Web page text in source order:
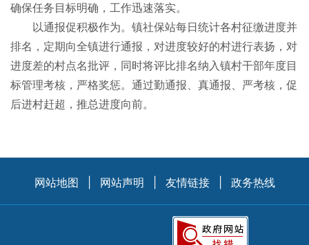
确保任务目标明确，工作迅速落实。
以通报促积极作为。镇社保站每日统计各村征缴进度并
排名，定期向全镇进行通报，对进度较好的村进行表扬，对
进度差的村点名批评，同时将评比排名纳入镇村干部年度目
标管理考核，严格奖惩。通过勤通报、真通报、严考核，促
后进村赶超，推总进度向前。
网站地图 网站声明 友情链接 政务热线